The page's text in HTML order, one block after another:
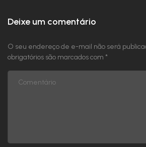
Deixe um comentário
O seu endereço de e-mail não será
obrigatórios são marcados com *